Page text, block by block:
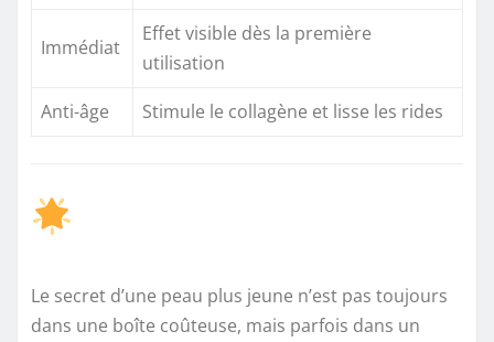
Immédiat
Effet visible dès la première
utilisation
Anti-âge
Stimule le collagène et lisse les rides
Le secret d’une peau plus jeune n’est pas toujours
dans une boîte coûteuse, mais parfois dans un